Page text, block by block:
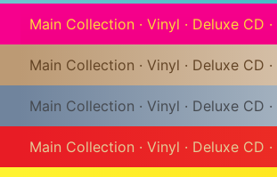
Main Collection · Vinyl · Deluxe CD ·
Main Collection · Vinyl · Deluxe CD ·
Main Collection · Vinyl · Deluxe CD ·
Main Collection · Vinyl · Deluxe CD ·